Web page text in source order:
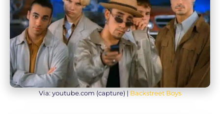
Via: youtube.com (capture) | Backstreet Boys